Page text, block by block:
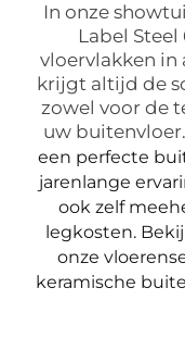
In onze
Label
vloervlakken in
krijgt altijd de
zowel voor de
uw
een perfecte
jarenlange
ook zelf
legkosten.
onze
keramische